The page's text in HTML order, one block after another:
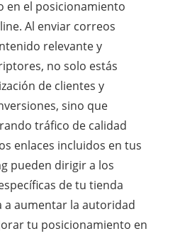
en el posicionamiento
Al enviar correos
relevante y
no solo estás
de clientes y
sino que
tráfico de calidad
enlaces incluidos en tus
pueden dirigir a los
de tu tienda
a aumentar la autoridad
tu posicionamiento en